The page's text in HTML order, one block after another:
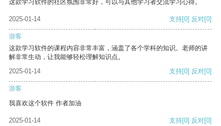
这款学习软件的社区氛围非常好，可以与其他学习者交流学习心得。
2025-01-14 支持[0] 反对[0]
游客
这款学习软件的课程内容非常丰富，涵盖了各个学科的知识。老师的讲
解非常生动，让我能够轻松理解知识点。
2025-01-14
支持[0] 反对[0]
游客
我喜欢这个软件 作者加油
2025-01-14 支持[0] 反对[0]